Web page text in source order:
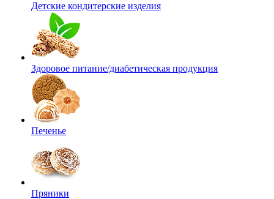
Детские кондитерские изделия
Здоровое питание/диабетическая продукция
Печенье
Пряники